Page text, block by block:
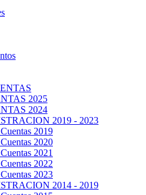
2025
2024
2019 - 2023
2019
2020
2021
2022
2023
2014 - 2019